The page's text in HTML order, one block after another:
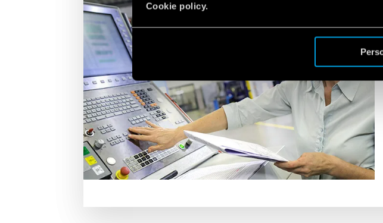
Cookie policy.